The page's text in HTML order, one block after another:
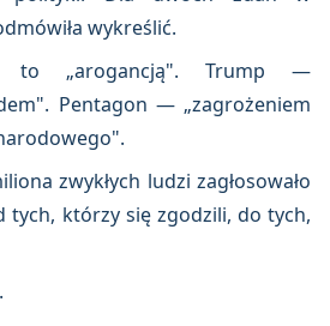
wykreślić.
to „arogancją". Trump —
Pentagon — „zagrożeniem
zwykłych ludzi zagłosowało
którzy się zgodzili, do tych,